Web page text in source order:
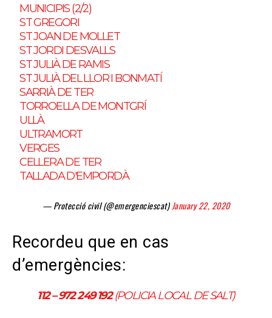
MUNICIPIS (2/2)
ST GREGORI
ST JOAN DE MOLLET
ST JORDI DESVALLS
ST JULIÀ DE RAMIS
ST JULIÀ DEL LLOR I BONMATÍ
SARRIÀ DE TER
TORROELLA DE MONTGRÍ
ULLÀ
ULTRAMORT
VERGES
CELLERA DE TER
TALLADA D'EMPORDÀ
— Protecció civil (@emergenciescat)January 22, 2020
Recordeu que en cas
d’emergències:
112 – 972 249 192(POLICIA LOCAL DE SALT)